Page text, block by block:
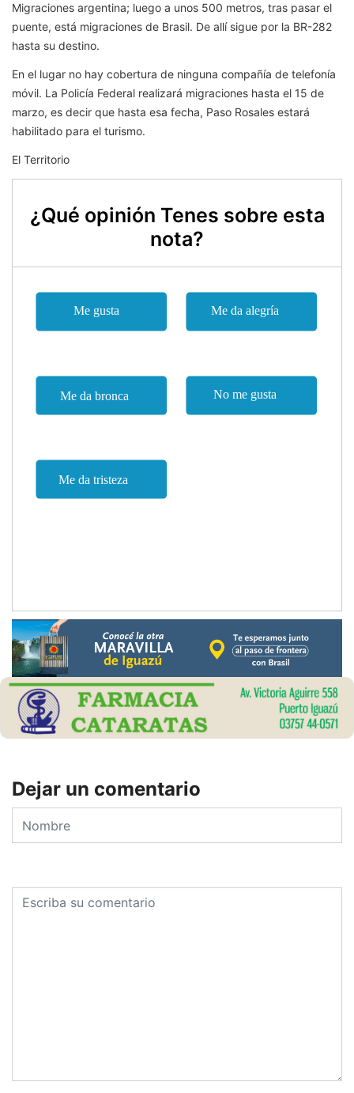
Migraciones argentina; luego a unos 500 metros, tras pasar el
puente, está migraciones de Brasil. De allí sigue por la BR-282
hasta su destino.
En el lugar no hay cobertura de ninguna compañía de telefonía
móvil. La Policía Federal realizará migraciones hasta el 15 de
marzo, es decir que hasta esa fecha, Paso Rosales estará
habilitado para el turismo.
El Territorio
¿Qué opinión Tenes sobre esta
nota?
Dejar un comentario